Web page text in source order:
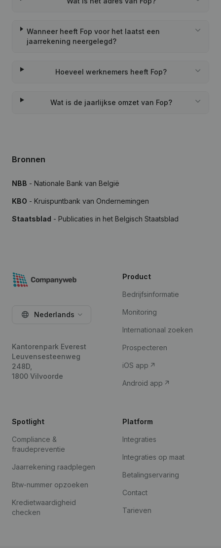
Wanneer heeft Fop voor het laatst een
jaarrekening neergelegd?
Hoeveel werknemers heeft Fop?
Wat is de jaarlijkse omzet van Fop?
Bronnen
NBB - Nationale Bank van België
KBO - Kruispuntbank van Ondernemingen
Staatsblad - Publicaties in het Belgisch Staatsblad
Nederlands
Kantorenpark Everest
Leuvensesteenweg
248D,
1800 Vilvoorde
Product
Bedrijfsinformatie
Monitoring
Internationaal zoeken
Prospecteren
iOS app
Android app
Spotlight
Compliance &
fraudepreventie
Jaarrekening raadplegen
Btw-nummer opzoeken
Kredietwaardigheid
checken
Platform
Integraties
Integraties op maat
Betalingservaring
Contact
Tarieven